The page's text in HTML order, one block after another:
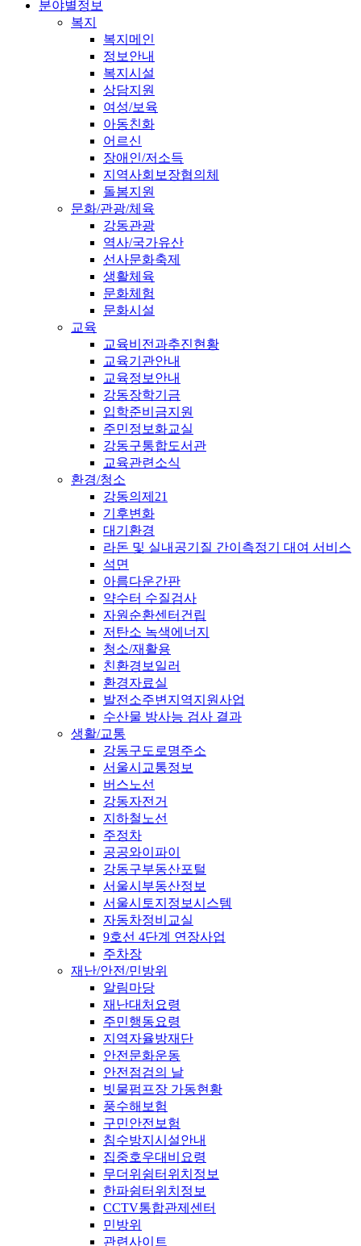
분야별정보
복지
복지메인
정보안내
복지시설
상담지원
여성/보육
아동친화
어르신
장애인/저소득
지역사회보장협의체
돌봄지원
문화/관광/체육
강동관광
역사/국가유산
선사문화축제
생활체육
문화체험
문화시설
교육
교육비전과추진현황
교육기관안내
교육정보안내
강동장학기금
입학준비금지원
주민정보화교실
강동구통합도서관
교육관련소식
환경/청소
강동의제21
기후변화
대기환경
라돈 및 실내공기질 간이측정기 대여 서비스
석면
아름다운간판
약수터 수질검사
자원순환센터건립
저탄소 녹색에너지
청소/재활용
친환경보일러
환경자료실
발전소주변지역지원사업
수산물 방사능 검사 결과
생활/교통
강동구도로명주소
서울시교통정보
버스노선
강동자전거
지하철노선
주정차
공공와이파이
강동구부동산포털
서울시부동산정보
서울시토지정보시스템
자동차정비교실
9호선 4단계 연장사업
주차장
재난/안전/민방위
알림마당
재난대처요령
주민행동요령
지역자율방재단
안전문화운동
안전점검의 날
빗물펌프장 가동현황
풍수해보험
구민안전보험
침수방지시설안내
집중호우대비요령
무더위쉼터위치정보
한파쉼터위치정보
CCTV통합관제센터
민방위
관련사이트